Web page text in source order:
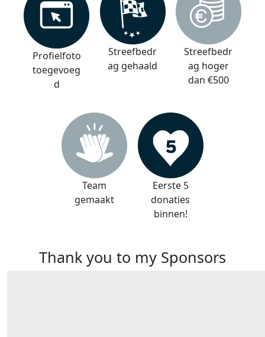
Profielfoto
toegevoeg
d
Streefbedr
ag gehaald
Streefbedr
ag hoger
dan €500
Team
gemaakt
Eerste 5
donaties
binnen!
Thank you to my Sponsors